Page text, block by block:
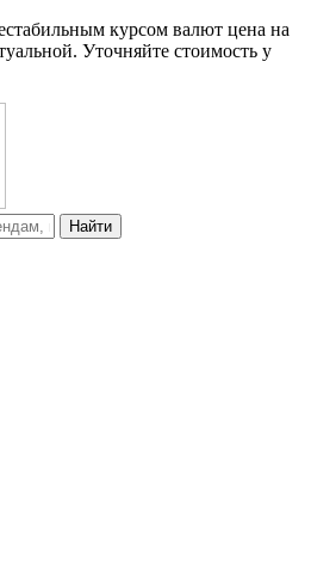
курсом валют цена на
Уточняйте стоимость у